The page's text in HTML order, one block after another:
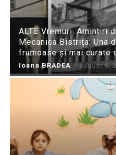
ALTE Vremuri. Amintiri
Mecanica Bistrița: Una
frumoase și mai curate
Ioana BRADEA - august 8,